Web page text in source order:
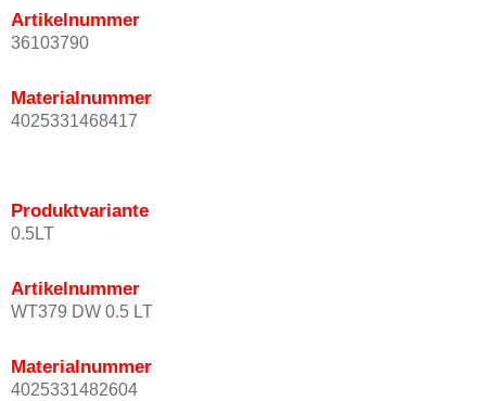
Artikelnummer
36103790
Materialnummer
4025331468417
Produktvariante
0.5LT
Artikelnummer
WT379 DW 0.5 LT
Materialnummer
4025331482604